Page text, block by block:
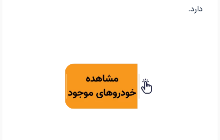
دارد.